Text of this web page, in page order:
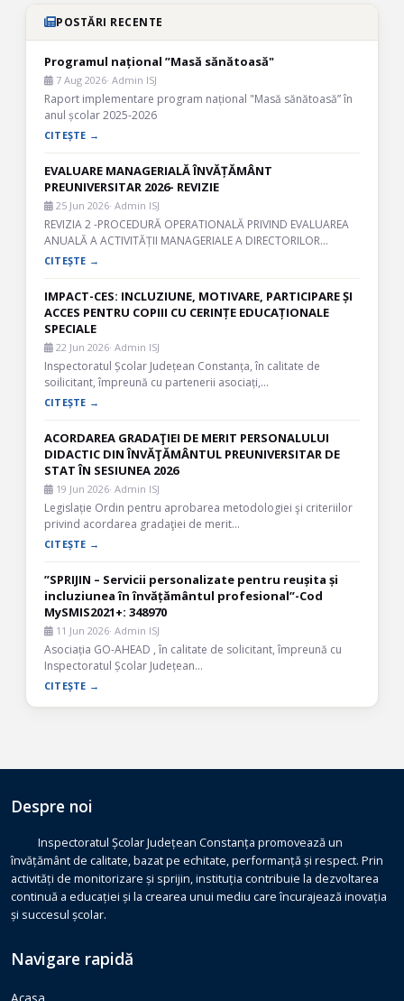
POSTĂRI RECENTE
Programul național ”Masă sănătoasă"
7 Aug 2026· Admin ISJ
Raport implementare program național "Masă sănătoasă” în
anul școlar 2025-2026
CITEȘTE →
EVALUARE MANAGERIALĂ ÎNVĂȚĂMÂNT
PREUNIVERSITAR 2026- REVIZIE
25 Jun 2026· Admin ISJ
REVIZIA 2 -PROCEDURĂ OPERATIONALĂ PRIVIND EVALUAREA
ANUALĂ A ACTIVITĂȚII MANAGERIALE A DIRECTORILOR…
CITEȘTE →
IMPACT-CES: INCLUZIUNE, MOTIVARE, PARTICIPARE ȘI
ACCES PENTRU COPIII CU CERINȚE EDUCAȚIONALE
SPECIALE
22 Jun 2026· Admin ISJ
Inspectoratul Școlar Județean Constanța, în calitate de
soilicitant, împreună cu partenerii asociați,…
CITEȘTE →
ACORDAREA GRADAŢIEI DE MERIT PERSONALULUI
DIDACTIC DIN ÎNVĂŢĂMÂNTUL PREUNIVERSITAR DE
STAT ÎN SESIUNEA 2026
19 Jun 2026· Admin ISJ
Legislație Ordin pentru aprobarea metodologiei şi criteriilor
privind acordarea gradaţiei de merit…
CITEȘTE →
”SPRIJIN – Servicii personalizate pentru reușita și
incluziunea în învățământul profesional”-Cod
MySMIS2021+: 348970
11 Jun 2026· Admin ISJ
Asociația GO-AHEAD , în calitate de solicitant, împreună cu
Inspectoratul Școlar Județean…
CITEȘTE →
Despre noi
Inspectoratul Școlar Județean Constanța promovează un
învățământ de calitate, bazat pe echitate, performanță și respect. Prin
activități de monitorizare și sprijin, instituția contribuie la dezvoltarea
continuă a educației și la crearea unui mediu care încurajează inovația
și succesul școlar.
Navigare rapidă